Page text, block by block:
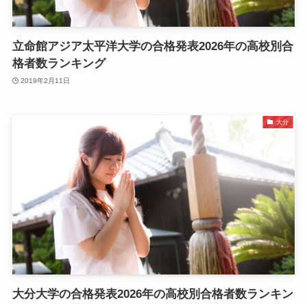
立命館アジア太平洋大学の合格発表2026年の高校別合
格者数ランキング
2019年2月11日
大分
大分大学の合格発表2026年の高校別合格者数ランキン